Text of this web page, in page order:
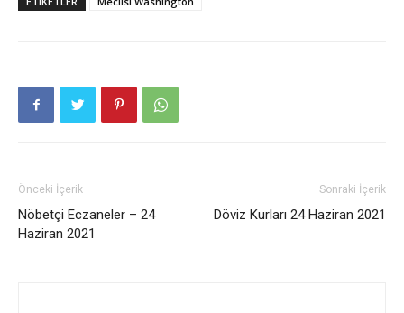
Önceki İçerik
Nöbetçi Eczaneler – 24
Haziran 2021
Sonraki İçerik
Döviz Kurları 24 Haziran 2021